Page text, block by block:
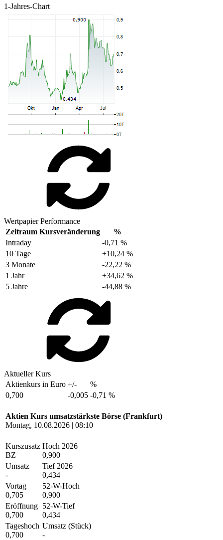
1-Jahres-Chart
Wertpapier Performance
Zeitraum Kursveränderung
%
Intraday
-0,71 %
10 Tage
+10,24 %
3 Monate
-22,22 %
1 Jahr
+34,62 %
5 Jahre
-44,88 %
Aktueller Kurs
Aktienkurs in Euro +/-
%
0,700
-0,005 -0,71 %
Aktien Kurs umsatzstärkste Börse (Frankfurt)
Montag, 10.08.2026 | 08:10
Kurszusatz
BZ
Hoch 2026
0,900
Umsatz
-
Tief 2026
0,434
Vortag
0,705
52-W-Hoch
0,900
Eröffnung
0,700
52-W-Tief
0,434
Tageshoch
0,700
Umsatz (Stück)
-